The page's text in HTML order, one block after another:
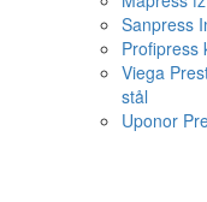
Sanpress
Profipress
Viega
stål
Uponor